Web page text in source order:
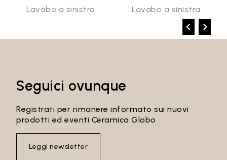
Lavabo a sinistra
Lavabo a sinistra
Seguici ovunque
Registrati per rimanere informato sui nuovi
prodotti ed eventi Ceramica Globo
Leggi newsletter